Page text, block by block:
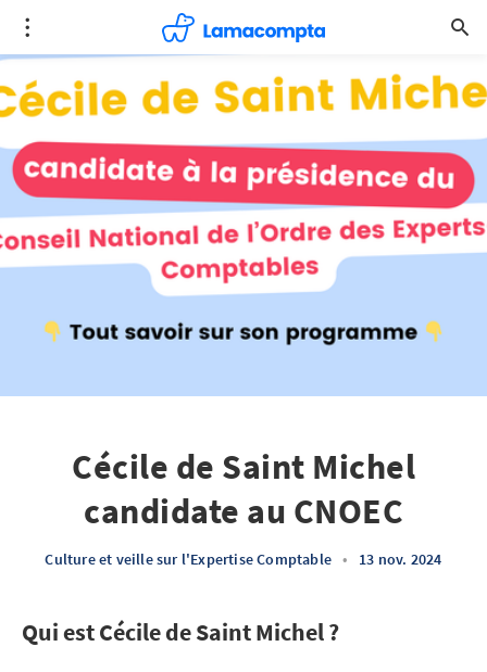
Cécile de Saint Michel
candidate au CNOEC
Culture et veille sur l'Expertise Comptable • 13 nov. 2024
Qui est Cécile de Saint Michel ?